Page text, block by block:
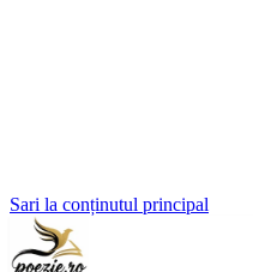
Sari la conținutul principal